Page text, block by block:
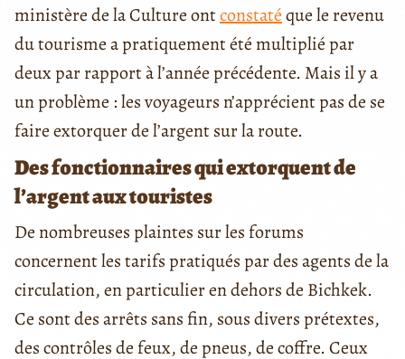
ministère de la Culture ontconstatéque le revenu
du tourisme a pratiquement été multiplié par
deux par rapport à l’année précédente. Mais il y a
un problème : les voyageurs n’apprécient pas de se
faire extorquer de l’argent sur la route.
Des fonctionnaires qui extorquent de
l’argent aux touristes
De nombreuses plaintes sur les forums
concernent les tarifs pratiqués par des agents de la
circulation, en particulier en dehors de Bichkek.
Ce sont des arrêts sans fin, sous divers prétextes,
des contrôles de feux, de pneus, de coffre. Ceux